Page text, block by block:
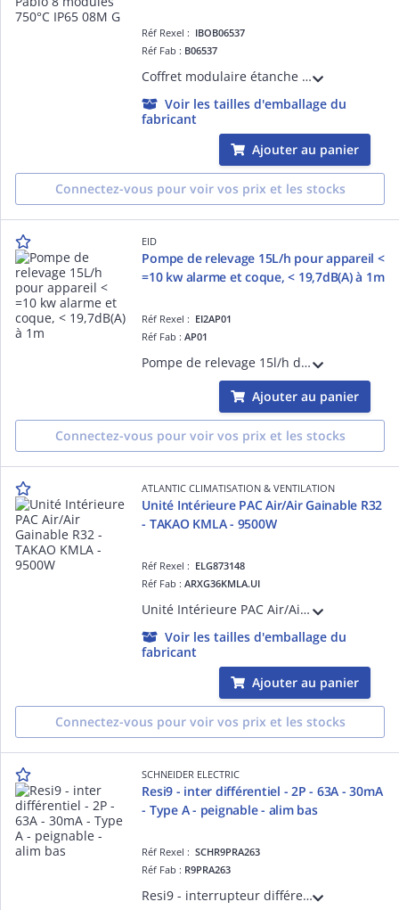
Réf Rexel : IBOB06537
Réf Fab : B06537
Coffret modulaire étanche Pablo 8 modules 750°C IP65 08M G Gris RAL7035 210x215x105 1 rangée
Voir les tailles d'emballage du
fabricant
Ajouter au panier
Connectez-vous pour voir vos prix et les stocks
EID
Pompe de relevage 15L/h pour appareil <
=10 kw alarme et coque, < 19,7dB(A) à 1m
Réf Rexel : EI2AP01
Réf Fab :AP01
Pompe de relevage 15l/h des condensats des climatiseurs jusqu'a 10kw. Pompe ultra silencieuse (19,7dba), étanche (64ip) et très compacte. Connectiques PLUG & PLAY, alarme 5Amp, filtre inox et un réservoir démontable. Facteur de marche 100%.
Ajouter au panier
Connectez-vous pour voir vos prix et les stocks
ATLANTIC CLIMATISATION & VENTILATION
Unité Intérieure PAC Air/Air Gainable R32
- TAKAO KMLA - 9500W
Réf Rexel : ELG873148
Réf Fab :ARXG36KMLA.UI
Unité Intérieure PAC Air/Air Gainable R32 - TAKAO KMLA - 9500W - Dc inverter - Confort acoustique - Discrétion - Pression statique réglable de 30 à 150 pa - Télécommande filaire
Voir les tailles d'emballage du
fabricant
Ajouter au panier
Connectez-vous pour voir vos prix et les stocks
SCHNEIDER ELECTRIC
Resi9 - inter différentiel - 2P - 63A - 30mA
- Type A - peignable - alim bas
Réf Rexel :SCHR9PRA263
Réf Fab : R9PRA263
Resi9 - interrupteur différentiel peignable - type A - 63A à 30°C selon EN/CEI 61008 - 1P + N - 30mA selon EN/CEI 61008 - Différentiel instantané - Ue : 230 V CA 50 Hz - CE - NF - Largeur : 4 pas de 9 mm - blanc RAL 9003 - IP20